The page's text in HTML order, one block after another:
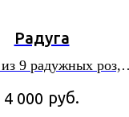
Радуга
9 радужных роз,
лентой
4 000 руб.